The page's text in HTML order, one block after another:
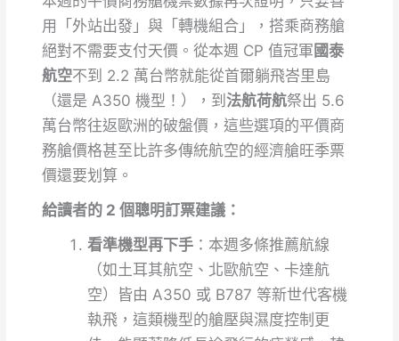
用「外站出發」與「轉機組合」，搭乘商務艙
絕對不需要支付天價。從本週 CP 值冠軍 國泰
航空不到 2.2 萬台幣就能從首爾躺飛峇里島
（還是 A350 機型！），到 法航荷航祭出 5.6
萬台幣往返歐洲的破盤價，這些選項的平價商
務艙價格甚至比許多傳統航空的經濟艙旺季票
價還要划算。
給讀者的 2 個聰明訂票建議：
看準機型再下手：本週多條推薦航線
（如土耳其航空、北歐航空、卡達航
空）皆由 A350 或 B787 等新世代客機
執飛，這類機型的艙壓與濕度控制更